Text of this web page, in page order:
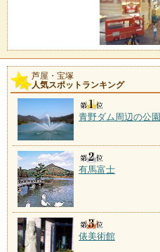
芦屋・宝塚
人気スポットランキング
青野ダム周辺の公園
有馬富士
俵美術館